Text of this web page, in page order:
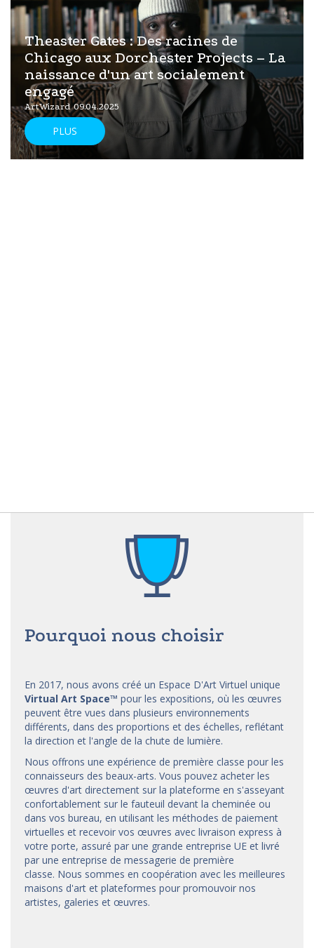
Theaster Gates : Des racines de
Chicago aux Dorchester Projects – La
naissance d'un art socialement
engagé
ArtWizard 09.04.2025
PLUS
Pourquoi nous choisir
En 2017, nous avons créé un Espace D'Art Virtuel unique
Virtual Art Space™ pour les expositions, où les œuvres
peuvent être vues dans plusieurs environnements
différents, dans des proportions et des échelles, reflétant
la direction et l'angle de la chute de lumière.
Nous offrons une expérience de première classe pour les
connaisseurs des beaux-arts. Vous pouvez acheter les
œuvres d'art directement sur la plateforme en s'asseyant
confortablement sur le fauteuil devant la cheminée ou
dans vos bureau, en utilisant les méthodes de paiement
virtuelles et recevoir vos œuvres avec livraison express à
votre porte, assuré par une grande entreprise UE et livré
par une entreprise de messagerie de première
classe. Nous sommes en coopération avec les meilleures
maisons d'art et plateformes pour promouvoir nos
artistes, galeries et œuvres.